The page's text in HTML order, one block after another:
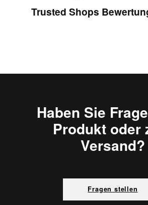
Trusted Shops
Haben Sie
Produkt oder
Versand?
Fragen stellen